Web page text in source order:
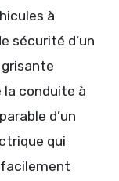
à
sécurité d’un
la conduite à
d’un
qui